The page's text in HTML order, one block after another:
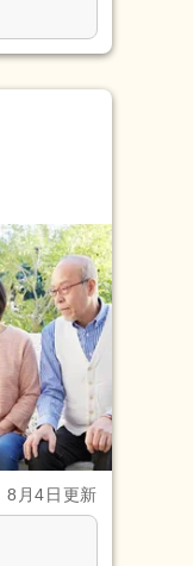
8月4日更新